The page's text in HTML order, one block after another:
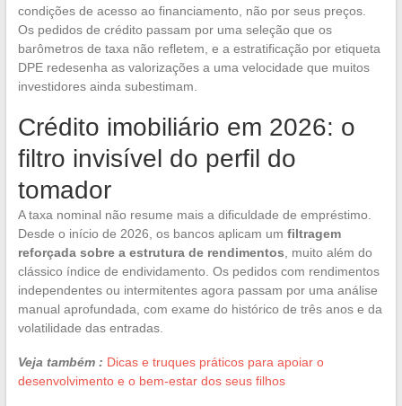
condições de acesso ao financiamento, não por seus preços.
Os pedidos de crédito passam por uma seleção que os
barômetros de taxa não refletem, e a estratificação por etiqueta
DPE redesenha as valorizações a uma velocidade que muitos
investidores ainda subestimam.
Crédito imobiliário em 2026: o
filtro invisível do perfil do
tomador
A taxa nominal não resume mais a dificuldade de empréstimo.
Desde o início de 2026, os bancos aplicam um filtragem
reforçada sobre a estrutura de rendimentos , muito além do
clássico índice de endividamento. Os pedidos com rendimentos
independentes ou intermitentes agora passam por uma análise
manual aprofundada, com exame do histórico de três anos e da
volatilidade das entradas.
Veja também : Dicas e truques práticos para apoiar o
desenvolvimento e o bem-estar dos seus filhos